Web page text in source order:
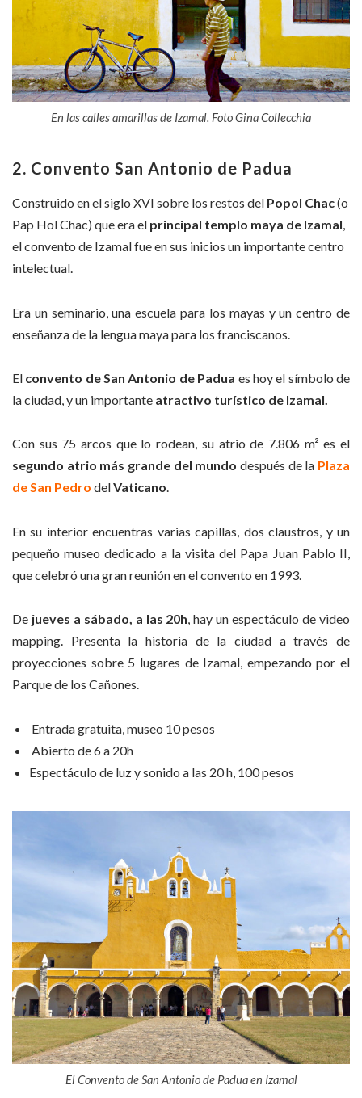
En las calles amarillas de Izamal. Foto Gina Collecchia
2. Convento San Antonio de Padua
Construido en el siglo XVI sobre los restos del Popol Chac(o
Pap Hol Chac) que era el principal templo maya de Izamal,
el convento de Izamal fue en sus inicios un importante centro
intelectual.
Era un seminario, una escuela para los mayas y un centro de
enseñanza de la lengua maya para los franciscanos.
El convento de San Antonio de Padua es hoy el símbolo de
la ciudad, y un importante atractivo turístico de Izamal.
Con sus 75 arcos que lo rodean, su atrio de 7.806 m² es el
segundo atrio más grande del mundo después de la Plaza
de San Pedro delVaticano.
En su interior encuentras varias capillas, dos claustros, y un
pequeño museo dedicado a la visita del Papa Juan Pablo II,
que celebró una gran reunión en el convento en 1993.
De jueves a sábado, a las 20h, hay un espectáculo de video
mapping. Presenta la historia de la ciudad a través de
proyecciones sobre 5 lugares de Izamal, empezando por el
Parque de los Cañones.
Entrada gratuita, museo 10 pesos
Abierto de 6 a 20h
Espectáculo de luz y sonido a las 20 h, 100 pesos
El Convento de San Antonio de Padua en Izamal